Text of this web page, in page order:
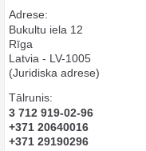
Adrese:
Bukultu iela 12
Rīga
Latvia - LV-1005
(Juridiska adrese)
Tālrunis:
3 712 919-02-96
+371 20640016
+371 29190296